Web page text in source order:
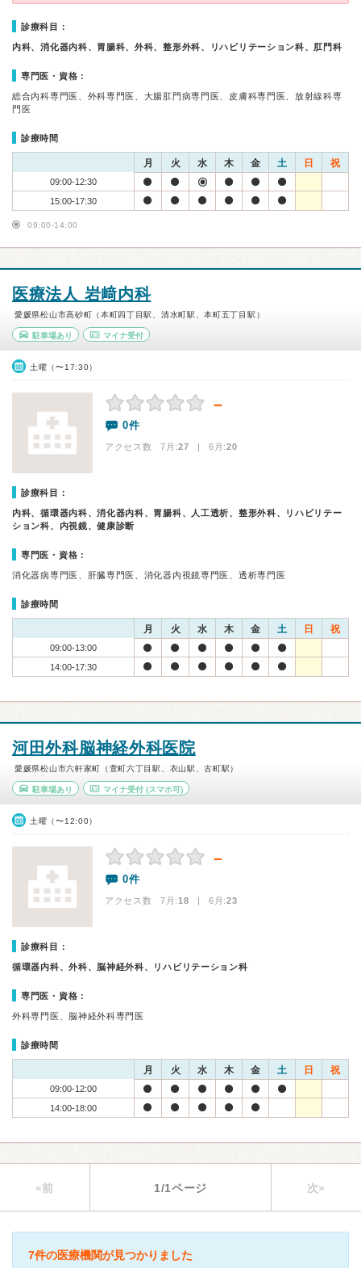
診療科目：
内科、消化器内科、胃腸科、外科、整形外科、リハビリテーション科、肛門科
専門医・資格：
総合内科専門医、外科専門医、大腸肛門病専門医、皮膚科専門医、放射線科専
門医
診療時間
月 火 水 木 金 土 日 祝
09:00-12:30
15:00-17:30
09:00-14:00
医療法人 岩﨑内科
愛媛県松山市高砂町（本町四丁目駅、清水町駅、本町五丁目駅）
駐車場あり マイナ受付
土曜（〜17:30）
－
0件
アクセス数 7月:27 | 6月:20
診療科目：
内科、循環器内科、消化器内科、胃腸科、人工透析、整形外科、リハビリテー
ション科、内視鏡、健康診断
専門医・資格：
消化器病専門医、肝臓専門医、消化器内視鏡専門医、透析専門医
診療時間
月 火 水 木 金 土 日 祝
09:00-13:00
14:00-17:30
河田外科脳神経外科医院
愛媛県松山市六軒家町（萱町六丁目駅、衣山駅、古町駅）
駐車場あり マイナ受付(スマホ可)
土曜（〜12:00）
－
0件
アクセス数 7月:18 | 6月:23
診療科目：
循環器内科、外科、脳神経外科、リハビリテーション科
専門医・資格：
外科専門医、脳神経外科専門医
診療時間
月 火 水 木 金 土 日 祝
09:00-12:00
14:00-18:00
«前 1/1ページ 次»
7件の医療機関が見つかりました